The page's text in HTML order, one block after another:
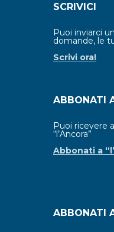
SCRIVICI
Puoi inviarci
domande, le
Scrivi ora!
ABBONATI
Puoi ricevere
“l’Ancora”
Abbonati a
ABBONATI